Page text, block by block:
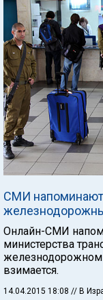
СМИ
Онлайн-СМИ
министерства
железнодорожном
взимается.
14.04.2015 18:08 // В